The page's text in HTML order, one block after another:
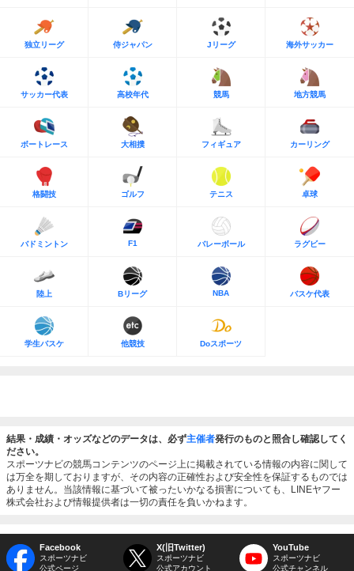
独立リーグ 侍ジャパン Jリーグ 海外サッカー
サッカー代表 高校年代 競馬 地方競馬
ボートレース 大相撲 フィギュア カーリング
格闘技 ゴルフ テニス 卓球
バドミントン F1 バレーボール ラグビー
陸上 Bリーグ NBA バスケ代表
学生バスケ 他競技 Doスポーツ
結果・成績・オッズなどのデータは、必ず主催者発行のものと照合し確認してく
ださい。
スポーツナビの競馬コンテンツのページ上に掲載されている情報の内容に関して
は万全を期しておりますが、その内容の正確性および安全性を保証するものでは
ありません。当該情報に基づいて被ったいかなる損害についても、LINEヤフー
株式会社および情報提供者は一切の責任を負いかねます。
Facebook
スポーツナビ
公式ページ
X(旧Twitter)
スポーツナビ
公式アカウント
YouTube
スポーツナビ
公式チャンネル